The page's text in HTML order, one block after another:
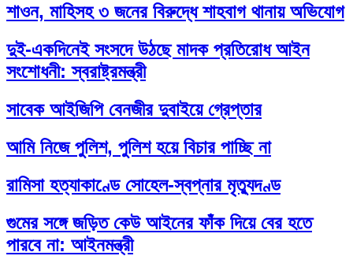
শাওন, মাহিসহ ৩ জনের বিরুদ্ধে শাহবাগ থানায় অভিযোগ
দুই-একদিনেই সংসদে উঠছে মাদক প্রতিরোধ আইন
সংশোধনী: স্বরাষ্ট্রমন্ত্রী
সাবেক আইজিপি বেনজীর দুবাইয়ে গ্রেপ্তার
আমি নিজে পুলিশ, পুলিশ হয়ে বিচার পাচ্ছি না
রামিসা হত্যাকাণ্ডে সোহেল-স্বপ্নার মৃত্যুদণ্ড
গুমের সঙ্গে জড়িত কেউ আইনের ফাঁক দিয়ে বের হতে
পারবে না: আইনমন্ত্রী